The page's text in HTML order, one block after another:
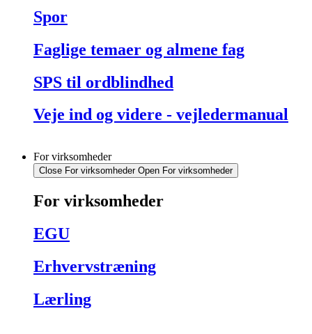
Spor
Faglige temaer og almene fag
SPS til ordblindhed
Veje ind og videre - vejledermanual
For virksomheder
Close For virksomheder Open For virksomheder
For virksomheder
EGU
Erhvervstræning
Lærling